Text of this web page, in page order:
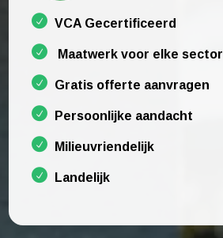
VCA Gecertificeerd
Maatwerk voor elke sector
Gratis offerte aanvragen
Persoonlijke aandacht
Milieuvriendelijk
Landelijk